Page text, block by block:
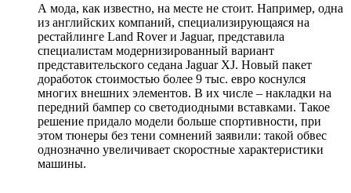
А мода, как известно, на месте не стоит. Например, одна
из английских компаний, специализирующаяся на
рестайлинге Land Rover и Jaguar, представила
специалистам модернизированный вариант
представительского седана Jaguar XJ. Новый пакет
доработок стоимостью более 9 тыс. евро коснулся
многих внешних элементов. В их числе – накладки на
передний бампер со светодиодными вставками. Такое
решение придало модели больше спортивности, при
этом тюнеры без тени сомнений заявили: такой обвес
однозначно увеличивает скоростные характеристики
машины.